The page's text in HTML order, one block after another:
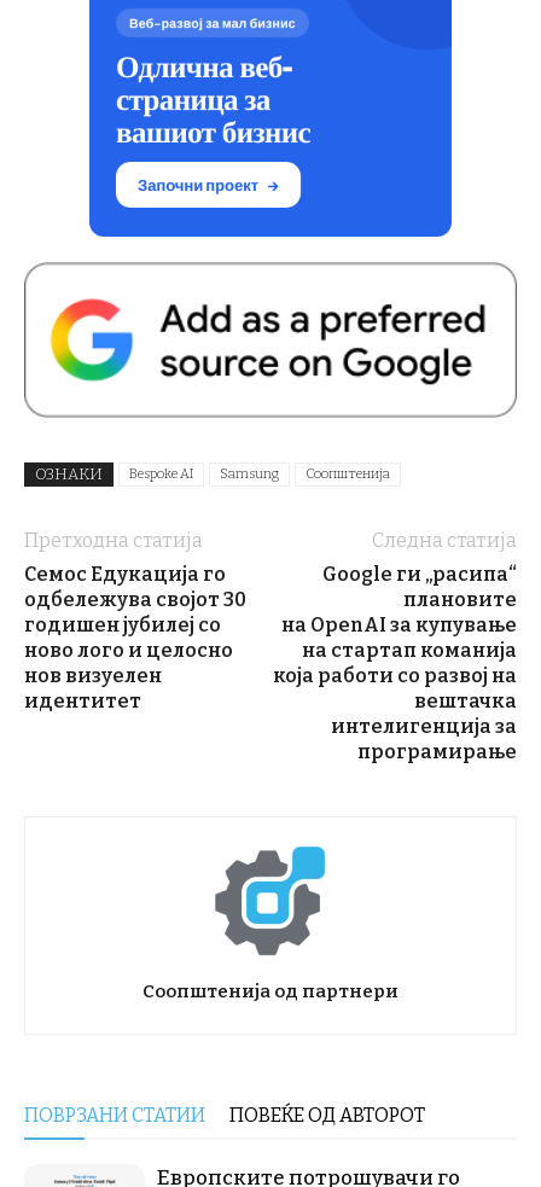
ОЗНАКИ Bespoke AI Samsung Соопштенија
Претходна статија
Семос Едукација го
одбележува својот 30
годишен јубилеј со
ново лого и целосно
нов визуелен
идентитет
Следна статија
Google ги „расипа“
плановите
на OpenAI за купување
на стартап команија
која работи со развој на
вештачка
интелигенција за
програмирање
Соопштенија од партнери
ПОВРЗАНИ СТАТИИ ПОВЕЌЕ ОД АВТОРОТ
Европските потрошувачи го